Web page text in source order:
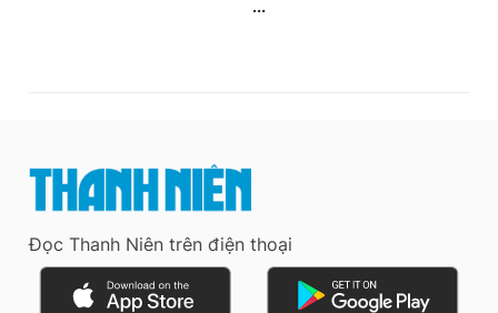
Đọc Thanh Niên trên điện thoại